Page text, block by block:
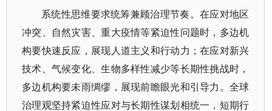
系统性思维要求统筹兼顾治理节奏。在应对地区
冲突、自然灾害、重大疫情等紧迫性问题时，多边机
构要快速反应，展现人道主义和行动力；在应对新兴
技术、气候变化、生物多样性减少等长期性挑战时，
多边机构要未雨绸缪，展现前瞻眼光和引导力。全球
治理观坚持紧迫性应对与长期性谋划相统一，短期行